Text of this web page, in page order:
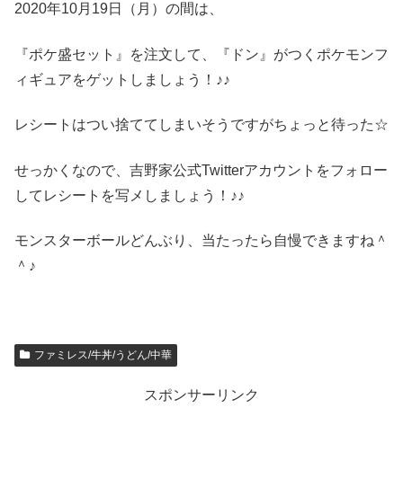
2020年10月19日（月）の間は、
『ポケ盛セット』を注文して、『ドン』がつくポケモンフ
ィギュアをゲットしましょう！♪♪
レシートはつい捨ててしまいそうですがちょっと待った☆
せっかくなので、吉野家公式Twitterアカウントをフォロー
してレシートを写メしましょう！♪♪
モンスターボールどんぶり、当たったら自慢できますね＾
＾♪
ファミレス/牛丼/うどん/中華
スポンサーリンク